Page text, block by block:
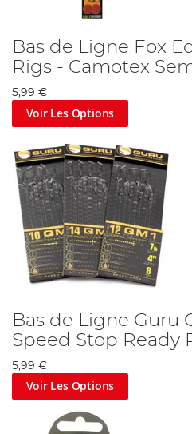
Bas de Ligne Fox
Rigs - Camotex
5,99 €
Voir Les Options
Bas de Ligne Guru
Speed Stop Ready
5,99 €
Voir Les Options